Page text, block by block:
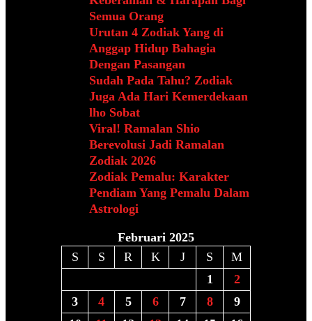
Semua Orang
Urutan 4 Zodiak Yang di
Anggap Hidup Bahagia
Dengan Pasangan
Sudah Pada Tahu? Zodiak
Juga Ada Hari Kemerdekaan
lho Sobat
Viral! Ramalan Shio
Berevolusi Jadi Ramalan
Zodiak 2026
Zodiak Pemalu: Karakter
Pendiam Yang Pemalu Dalam
Astrologi
Februari 2025
S
S R K J S
M
1
2
3
4 5 6 7 8
9